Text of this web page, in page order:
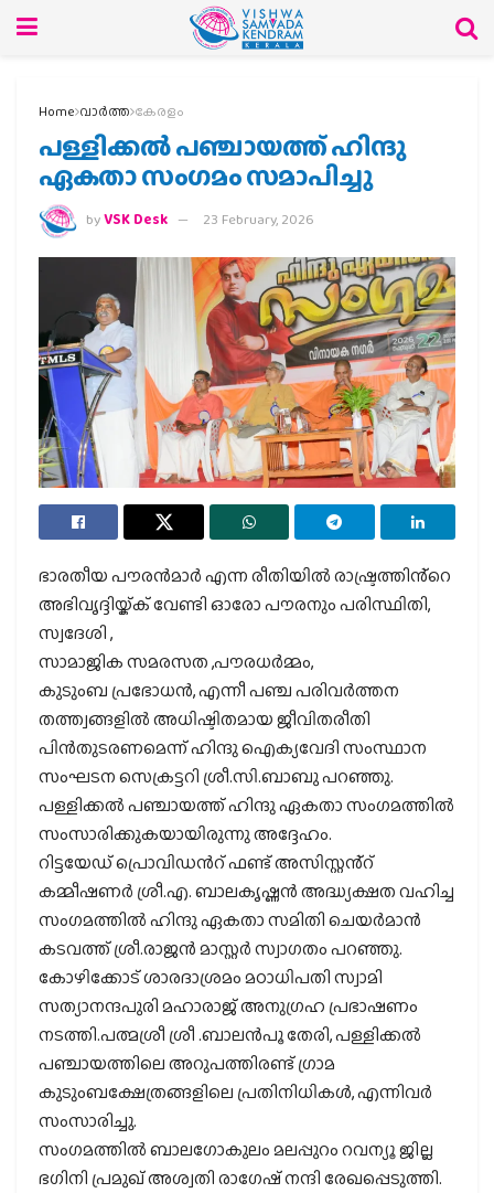
Home വാര്‍ത്ത കേരളം
പള്ളിക്കൽ പഞ്ചായത്ത് ഹിന്ദു
ഏകതാ സംഗമം സമാപിച്ചു
byVSK Desk 23 February, 2026
ഭാരതീയ പൗരൻമാർ എന്ന രീതിയിൽ രാഷ്ട്രത്തിൻ്റെ
അഭിവൃദ്ദിയ്ക്ക് വേണ്ടി ഓരോ പൗരനും പരിസ്ഥിതി,
സ്വദേശി ,
സാമാജിക സമരസത ,പൗരധർമ്മം,
കുടുംബ പ്രഭോധൻ, എന്നീ പഞ്ച പരിവർത്തന
തത്ത്വങ്ങളിൽ അധിഷ്ടിതമായ ജീവിതരീതി
പിൻതുടരണമെന്ന് ഹിന്ദു ഐക്യവേദി സംസ്ഥാന
സംഘടന സെക്രട്ടറി ശ്രീ.സി.ബാബു പറഞ്ഞു.
പള്ളിക്കൽ പഞ്ചായത്ത് ഹിന്ദു ഏകതാ സംഗമത്തിൽ
സംസാരിക്കുകയായിരുന്നു അദ്ദേഹം.
റിട്ടയേഡ് പ്രൊവിഡൻറ് ഫണ്ട് അസിസ്റ്റൻ്റ്
കമ്മീഷണർ ശ്രീ.എ. ബാലകൃഷ്ണൻ അദ്ധ്യക്ഷത വഹിച്ച
സംഗമത്തിൽ ഹിന്ദു ഏകതാ സമിതി ചെയർമാൻ
കടവത്ത് ശ്രീ.രാജൻ മാസ്റ്റർ സ്വാഗതം പറഞ്ഞു.
കോഴിക്കോട് ശാരദാശ്രമം മഠാധിപതി സ്വാമി
സത്യാനന്ദപുരി മഹാരാജ് അനുഗ്രഹ പ്രഭാഷണം
നടത്തി.പത്മശ്രീ ശ്രീ .ബാലൻപൂ തേരി, പള്ളിക്കൽ
പഞ്ചായത്തിലെ അറുപത്തിരണ്ട് ഗ്രാമ
കുടുംബക്ഷേത്രങ്ങളിലെ പ്രതിനിധികൾ, എന്നിവർ
സംസാരിച്ചു.
സംഗമത്തിൽ ബാലഗോകുലം മലപ്പുറം റവന്യൂ ജില്ല
ഭഗിനി പ്രമുഖ് അശ്വതി രാഗേഷ് നന്ദി രേഖപ്പെടുത്തി.